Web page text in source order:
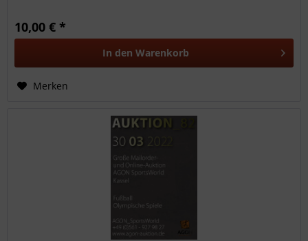
10,00 € *
In den Warenkorb
Merken